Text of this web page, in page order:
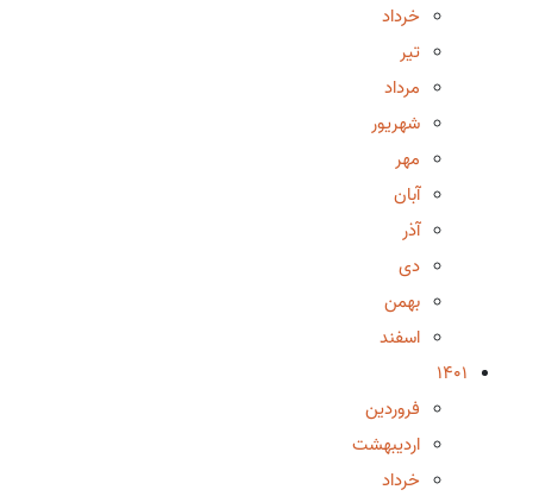
خرداد
تیر
مرداد
شهریور
مهر
آبان
آذر
دی
بهمن
اسفند
1401
فروردین
اردیبهشت
خرداد